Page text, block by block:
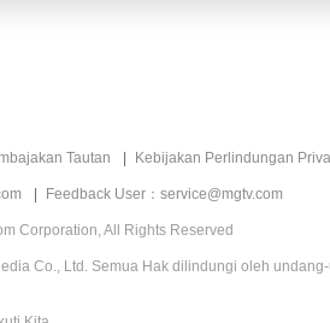
Tautan Kebijakan Perlindungan
Feedback User：service@mgtv.com
Corporation, All Rights Reserved
Co., Ltd. Semua Hak dilindungi oleh